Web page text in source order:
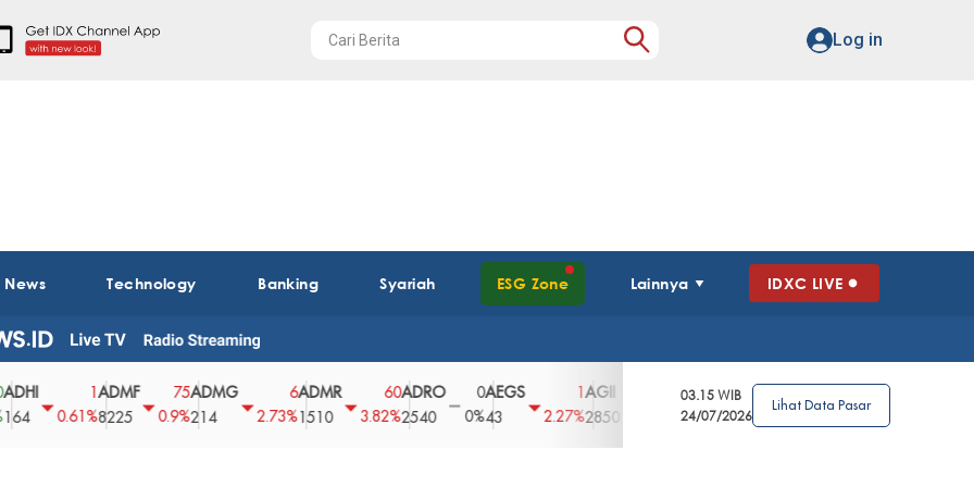
Log in
Technology Banking Syariah ESG Zone Lainnya IDXC LIVE
0.61%
ADMF
8225
75
0.9%
ADMG
214
2.73%
ADMR
1510
60
3.82%
ADRO
2540
0
0%
AEGS
2.27% 2850
3.39%
AGRO
4
2.63%
AGRS
62
0%
03.15 WIB
24/07/2026
Lihat Data Pasar